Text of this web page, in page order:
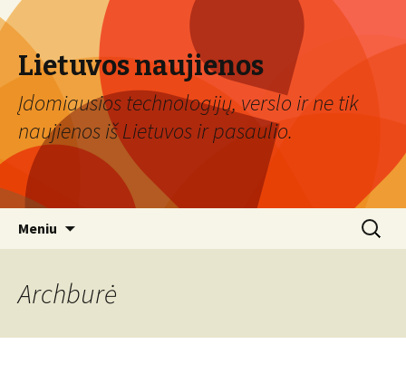
Lietuvos naujienos
Įdomiausios technologijų, verslo ir ne tik
naujienos iš Lietuvos ir pasaulio.
Meniu Ieškoti:
Archburė